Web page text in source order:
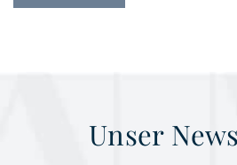
Unser